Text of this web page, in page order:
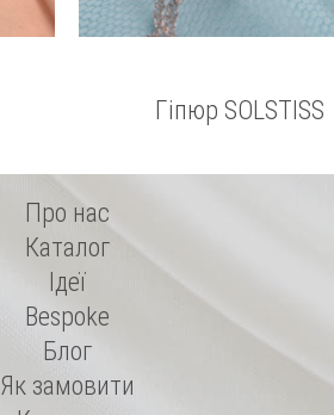
Гіпюр SOLSTISS
Про нас
Каталог
Ідеї
Bespoke
Блог
Як замовити